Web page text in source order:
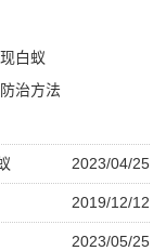
白蚁
治方法
2023/04/25
2019/12/12
2023/05/25